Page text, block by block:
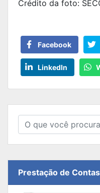
Crédito da foto:
Facebook
LinkedIn
Prestação de